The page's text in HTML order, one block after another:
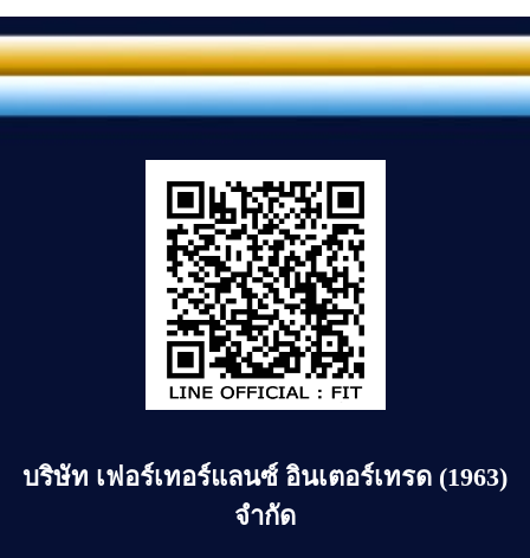
บริษัท เฟอร์เทอร์แลนซ์ อินเตอร์เทรด (1963)
จำกัด